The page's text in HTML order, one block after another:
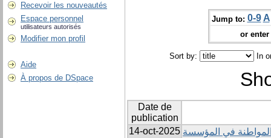
Recevoir les nouveautés
Espace personnel
utilisateurs autorisés
Modifier mon profil
Aide
À propos de DSpace
Jump to: 0-9 A
or
Sort by: In
Date de
publication
14-oct-2025 في المؤسسة